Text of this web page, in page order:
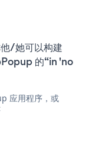
/她可以构建
的“in 'no
应用程序，或